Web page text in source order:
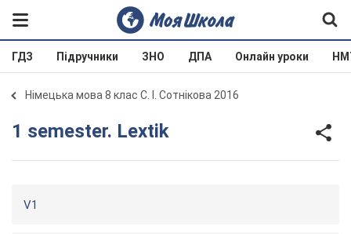
ГДЗ Підручники ЗНО ДПА Онлайн уроки
Німецька мова 8 клас С. І. Сотнікова 2016
1 semester. Lextik
V1